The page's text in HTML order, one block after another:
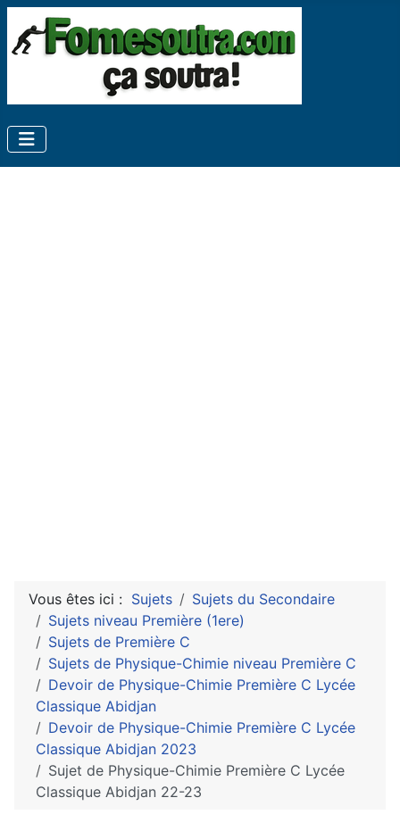
Vous êtes ici : Sujets
Sujets du Secondaire
Sujets niveau Première (1ere)
Sujets de Première C
Sujets de Physique-Chimie niveau Première C
Devoir de Physique-Chimie Première C Lycée
Classique Abidjan
Devoir de Physique-Chimie Première C Lycée
Classique Abidjan 2023
Sujet de Physique-Chimie Première C Lycée
Classique Abidjan 22-23